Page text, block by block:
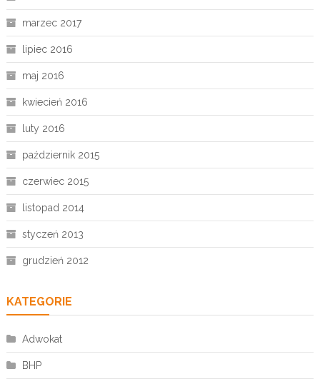
marzec 2017
lipiec 2016
maj 2016
kwiecień 2016
luty 2016
październik 2015
czerwiec 2015
listopad 2014
styczeń 2013
grudzień 2012
KATEGORIE
Adwokat
BHP